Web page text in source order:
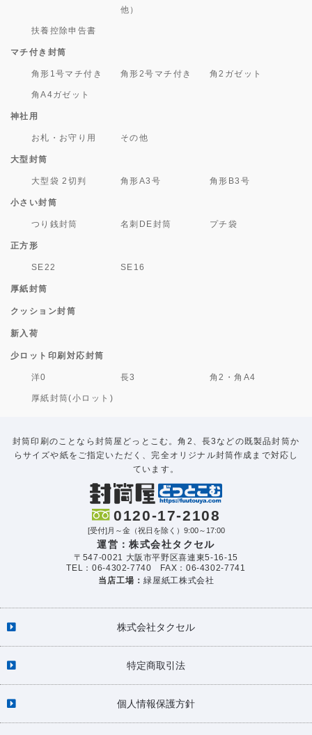
他）
扶養控除申告書
マチ付き封筒
角形1号マチ付き 角形2号マチ付き 角2ガゼット
角A4ガゼット
神社用
お札・お守り用 その他
大型封筒
大型袋 2切判 角形A3号 角形B3号
小さい封筒
つり銭封筒 名刺DE封筒 プチ袋
正方形
SE22 SE16
厚紙封筒
クッション封筒
新入荷
少ロット印刷対応封筒
洋0 長3 角2・角A4
厚紙封筒(小ロット)
封筒印刷のことなら封筒屋どっとこむ。角2、長3などの既製品封筒か
らサイズや紙をご指定いただく、完全オリジナル封筒作成まで対応し
ています。
0120-17-2108
[受付]月～金（祝日を除く）9:00～17:00
運営：株式会社タクセル
〒547-0021 大阪市平野区喜連東5-16-15
TEL：06-4302-7740 FAX：06-4302-7741
当店工場：緑屋紙工株式会社
株式会社タクセル
特定商取引法
個人情報保護方針